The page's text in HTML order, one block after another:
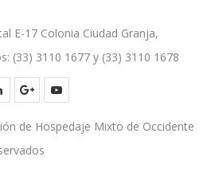
E-17 Colonia Ciudad Granja,
(33) 3110 1677 y (33) 3110 1678
de Hospedaje Mixto de Occidente